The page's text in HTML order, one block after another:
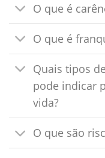
O que é
O que é
Quais tipos
pode indicar
vida?
O que são